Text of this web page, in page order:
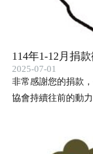
114年1-12月捐
2025-07-01
非常感謝您的捐款
協會持續往前的動力